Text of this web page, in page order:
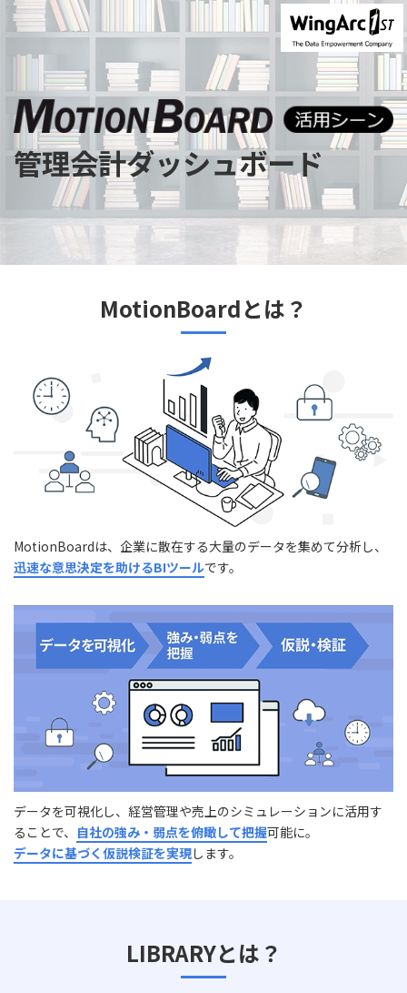
管理会計ダッシュボード
MotionBoardとは？
MotionBoardは、企業に散在する大量のデータを集めて分析し、
迅速な意思決定を助けるBIツールです。
データを可視化し、経営管理や売上のシミュレーションに活用す
ることで、 自社の強み・弱点を俯瞰して把握可能に。
データに基づく仮説検証を実現します。
LIBRARYとは？